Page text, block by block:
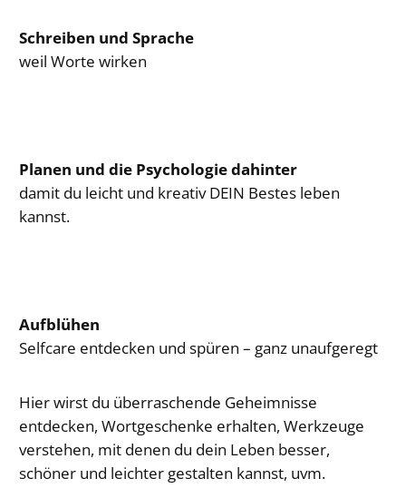
Schreiben und Sprache
weil Worte wirken
Planen und die Psychologie dahinter
damit du leicht und kreativ DEIN Bestes leben
kannst.
Aufblühen
Selfcare entdecken und spüren – ganz unaufgeregt
Hier wirst du überraschende Geheimnisse
entdecken, Wortgeschenke erhalten, Werkzeuge
verstehen, mit denen du dein Leben besser,
schöner und leichter gestalten kannst, uvm.